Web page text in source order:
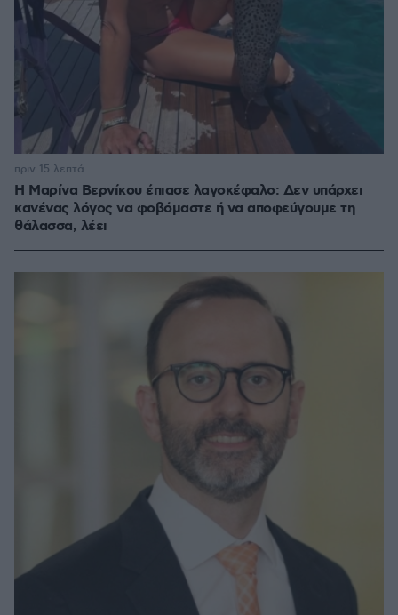
Η Μαρίνα Βερνίκου έπιασε λαγοκέφαλο: Δεν υπάρχει
κανένας λόγος να φοβόμαστε ή να αποφεύγουμε τη
θάλασσα, λέει
πριν 15 λεπτά